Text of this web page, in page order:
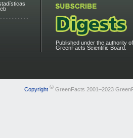
Published under the authority
GreenFacts Scientific Board.
Copyright ©GreenFacts 2001–2023